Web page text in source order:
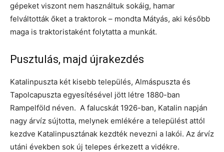
gépeket viszont nem használtuk sokáig, hamar
felváltották őket a traktorok – mondta Mátyás, aki később
maga is traktoristaként folytatta a munkát.
Pusztulás, majd újrakezdés
Katalinpuszta két kisebb település, Almáspuszta és
Tapolcapuszta egyesítésével jött létre 1880-ban
Rampelföld néven. A falucskát 1926-ban, Katalin napján
nagy árvíz sújtotta, melynek emlékére a települést attól
kezdve Katalinpusztának kezdték nevezni a lakói. Az árvíz
utáni években sok új telepes érkezett a vidékre.